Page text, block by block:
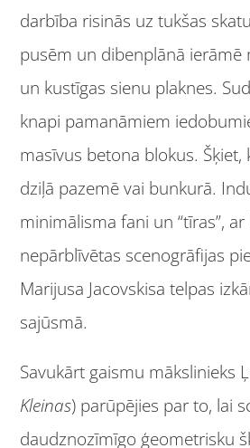
darbība risinās uz tukšas
pusēm un dibenplānā ierāmē
un kustīgas sienu plaknes.
knapi pamanāmiem
masīvus betona blokus. Šķiet,
dziļā pazemē vai bunkurā.
minimālisma fani un “tīras”,
nepārblīvētas scenogrāfijas
Marijusa Jacovskisa telpas
sajūsmā.
Savukārt gaismu mākslinieks
Kleinas) parūpējies par to, lai
daudznozīmīgo ģeometrisku